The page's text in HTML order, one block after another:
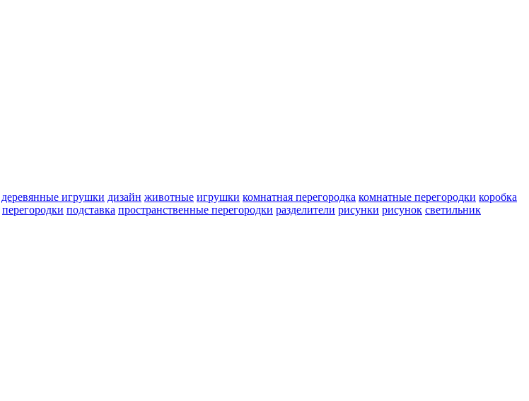
деревянные игрушки дизайн животные игрушки комнатная перегородка комнатные перегородки коробка
перегородки подставка пространственные перегородки разделители рисунки рисунок светильник